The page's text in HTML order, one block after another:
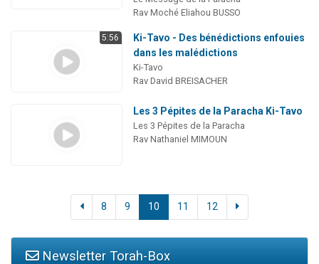
Rav Moché Eliahou BUSSO
5:56
Ki-Tavo - Des bénédictions enfouies
dans les malédictions
Ki-Tavo
Rav David BREISACHER
Les 3 Pépites de la Paracha Ki-Tavo
Les 3 Pépites de la Paracha
Rav Nathaniel MIMOUN
8 9 10 11 12
Newsletter Torah-Box